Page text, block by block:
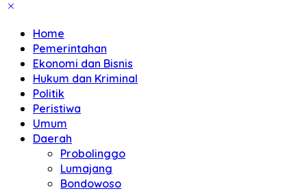
Home
Pemerintahan
Ekonomi dan Bisnis
Hukum dan Kriminal
Politik
Peristiwa
Umum
Daerah
Probolinggo
Lumajang
Bondowoso